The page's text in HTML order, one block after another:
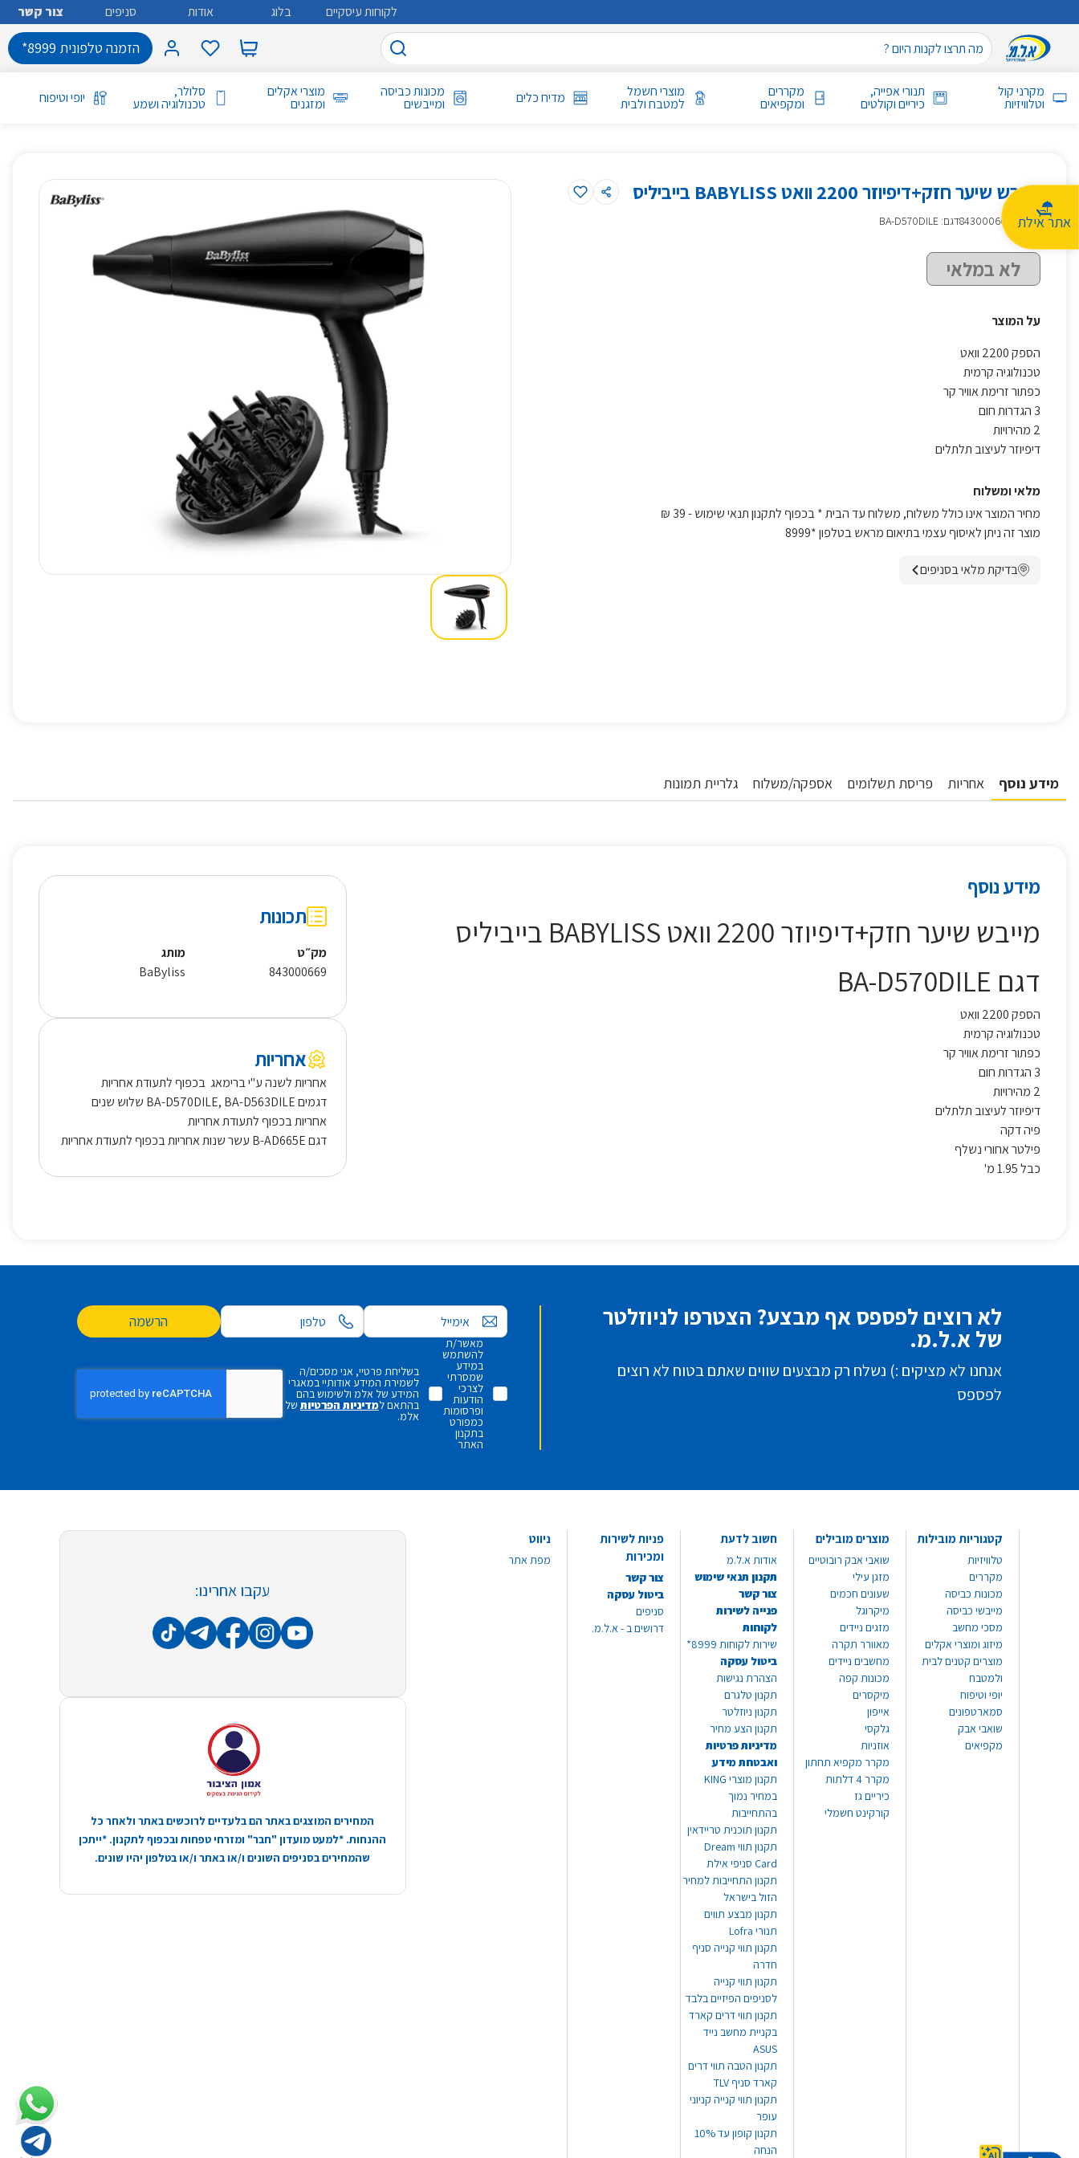
אתר אילת
לקוחות עיסקיים בלוג אודות סניפים צור קשר
הזמנה טלפונית 8999*
מקרני קול
וטלוויזיות
תנורי אפייה,
כיריים וקולטים
מקררים
ומקפיאים
מוצרי חשמל
למטבח ולבית מדיח כלים מכונות כביסה
ומייבשים
מוצרי אקלים
ומזגנים
סלולר,
טכנולוגיה ושמע יופי וטיפוח
מייבש שיער חזק+דיפיוזר 2200 וואט BABYLISS בייביליס
מק״ט 843000669דגם: BA-D570DILE
לא במלאי
על המוצר
הספק 2200 וואט
טכנולוגיה קרמית
כפתור זרימת אוויר קר
3 הגדרות חום
2 מהירויות
דיפיוזר לעיצוב תלתלים
מלאי ומשלוח
מחיר המוצר אינו כולל משלוח, משלוח עד הבית * בכפוף לתקנון תנאי שימוש- 39 ₪
מוצר זה ניתן לאיסוף עצמי בתיאום מראש בטלפון *8999
בדיקת מלאי בסניפים
מידע נוסף אחריות פריסת תשלומים אספקה/משלוח גלריית תמונות
מידע נוסף
מייבש שיער חזק+דיפיוזר 2200 וואט BABYLISS בייביליס
דגם BA-D570DILE
הספק 2200 וואט
טכנולוגיה קרמית
כפתור זרימת אוויר קר
3 הגדרות חום
2 מהירויות
דיפיוזר לעיצוב תלתלים
פיה דקה
פילטר אחורי נשלף
כבל 1.95 מ'
תכונות
מק״ט
843000669
מותג
BaByliss
אחריות
אחריות לשנה ע"י ברימאג בכפוף לתעודת אחריות
דגמים
BA-D570DILE, BA-D563DILE שלוש שנים
אחריות בכפוף לתעודת אחריות
דגםB-AD665E עשר שנות אחריות בכפוף לתעודת אחריות
לא רוצים לפספס אף מבצע? הצטרפו לניוזלטר
של א.ל.מ.
אנחנו לא מציקים :) נשלח רק מבצעים שווים שאתם בטוח לא רוצים
לפספס
אימייל הרשמה
מאשר/ת
להשתמש
במידע
שמסרתי
לצרכי
הודעות
ופרסומות
כמפורט
בתקנון
האתר
בשליחת פרטיי, אני מסכים/ה
לשמירת המידע אודותיי במאגרי
המידע של אלמ ולשימוש בהם
בהתאם למדיניות הפרטיות של
אלמ.
קטגוריות מובילות
טלוויזיות
מקררים
מכונות כביסה
מייבשי כביסה
מסכי מחשב
מיזוג ומוצרי אקלים
מוצרים קטנים לבית
ולמטבח
יופי וטיפוח
סמארטפונים
שואבי אבק
מקפיאים
מוצרים מובילים
שואבי אבק רובוטיים
מזגן עילי
שעונים חכמים
מיקרוגל
מזגים ניידים
מאוורר תקרה
מחשבים ניידים
מכונות קפה
מיקסרים
אייפון
גלקסי
אוזניות
מקרר מקפיא תחתון
מקרר 4 דלתות
כיריים גז
קורקינט חשמלי
חשוב לדעת
אודות א.ל.מ
תקנון תנאי שימוש
צור קשר
פנייה לשירות
לקוחות
שירות לקוחות 8999*
ביטול עסקה
הצהרת נגישות
תקנון טלגרם
תקנון ניוזלטר
תקנון הצע מחיר
מדיניות פרטיות
ואבטחת מידע
תקנון מוצרי KING
במחיר נמוך
בהתחייבות
תקנון תוכנית טריידאין
תקנון תווי Dream
Card סניפי אילת
תקנון התחייבות למחיר
הזול בישראל
תקנון מבצע תווים
תנורי Lofra
תקנון תווי קנייה סניף
חדרה
תקנון תווי קנייה
לסניפים הפיזיים בלבד
תקנון תווי דרים קארד
בקניית מחשב נייד
ASUS
תקנון הטבה תווי דרים
קארד סניף TLV
תקנון תווי קנייה קניוני
עופר
תקנון קופון עד 10%
הנחה
פניות לשירות
ומכירות
צור קשר
ביטול עסקה
סניפים
דרושים ב - א.ל.מ.
ניווט
מפת אתר
עקבו אחרינו:
המחירים המוצגים באתר הם בלעדיים לרוכשים באתר ולאחר כל
ההנחות. *למעט מועדון "חבר" ומזרחי טפחות ובכפוף לתקנון. *ייתכן
שהמחירים בסניפים השונים ו/או באתר ו/או בטלפון יהיו שונים.